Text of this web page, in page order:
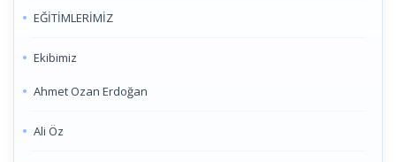
EĞİTİMLERİMİZ
Ekibimiz
Ahmet Ozan Erdoğan
Ali Öz